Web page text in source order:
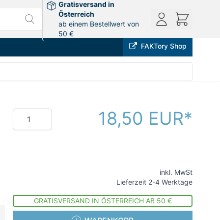
Gratisversand in
Österreich
ab einem Bestellwert von
50 €
FAKTory Shop
Menge 18,50 EUR
inkl. MwSt
Lieferzeit 2-4 Werktage
GRATISVERSAND IN ÖSTERREICH AB 50 €